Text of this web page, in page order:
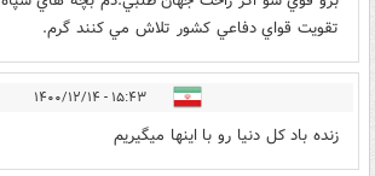
تقويت قواي دفاعي كشور تلاش مي كنند گرم.
۱۵:۴۳ - ۱۴۰۰/۱۲/۱۴
زنده باد کل دنیا رو با اینها میگیریم